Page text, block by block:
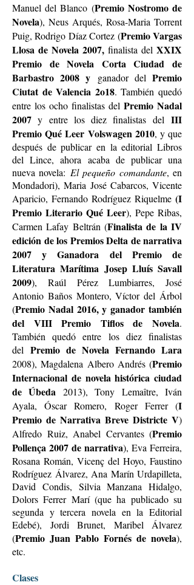
Manuel del Blanco (Premio Nostromo de
Novela), Neus Arqués, Rosa-Maria Torrent
Puig, Rodrigo Díaz Cortez (Premio Vargas
Llosa de Novela 2007, finalista del XXIX
Premio de Novela Corta Ciudad de
Barbastro 2008 y
ganador delPremio
Ciutat de Valencia 2o18. También quedó
entre los ocho finalistas del Premio Nadal
2007 y entre los diez finalistas del III
Premio Qué Leer Volswagen 2010, y que
después de publicar en la editorial Libros
del Lince, ahora acaba de publicar una
nueva novela: El pequeño comandante, en
Mondadori), Maria José Cabarcos, Vicente
Aparicio, Fernando Rodríguez Riquelme (I
Premio Literario Qué Leer), Pepe Ribas,
Carmen Lafay Beltrán (Finalista de la IV
edición de los Premios Delta de narrativa
2007 y Ganadora del Premio de
Literatura Marítima Josep Lluís Savall
2009), Raúl Pérez Lumbiarres, José
Antonio Baños Montero, Víctor del Árbol
(Premio Nadal 2016, y ganador también
del VIII Premio Tiflos de Novela.
También quedó entre los diez finalistas
del Premio de Novela Fernando Lara
2008), Magdalena Albero Andrés (Premio
Internacional de novela histórica ciudad
de Úbeda 2013), Tony Lemaître, Iván
Ayala, Óscar Romero, Roger Ferrer (I
Premio de Narrativa Breve Districte V)
Alfredo Ruiz, Anabel Cervantes (Premio
Pollença 2007 de narrativa), Eva Ferreira,
Rosana Román, Vicenç del Hoyo, Faustino
Rodríguez Álvarez, Ana Marín Urdapilleta,
David Condis, Silvia Manzana Hidalgo,
Dolors Ferrer Marí (que ha publicado su
segunda y tercera novela en la Editorial
Edebé), Jordi Brunet, Maribel Álvarez
(Premio Juan Pablo Fornés de novela),
etc.
Clases